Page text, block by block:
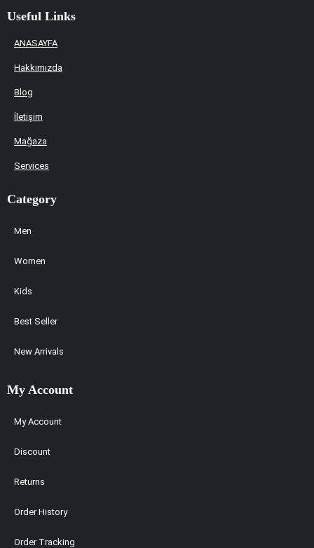
Useful Links
ANASAYFA
Hakkımızda
Blog
İletişim
Mağaza
Services
Category
Men
Women
Kids
Best Seller
New Arrivals
My Account
My Account
Discount
Returns
Order History
Order Tracking